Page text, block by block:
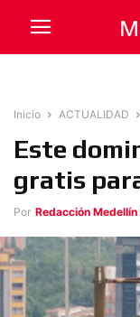
Inicio ACTUALIDAD
Este
gratis
Por Redacción Medellín